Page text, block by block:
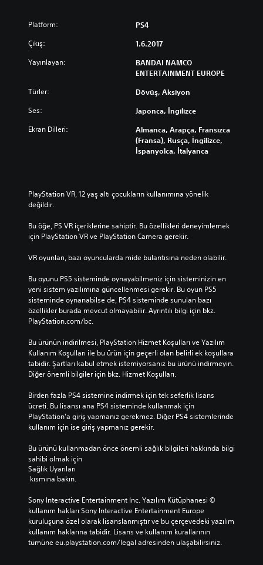
Platform: PS4
Çıkış: 1.6.2017
Yayınlayan:
BANDAI NAMCO
ENTERTAINMENT EUROPE
Türler: Dövüş, Aksiyon
Ses: Japonca, İngilizce
Ekran Dilleri:
Almanca, Arapça, Fransızca
(Fransa), Rusça, İngilizce,
İspanyolca, İtalyanca
PlayStation VR, 12 yaş altı çocukların kullanımına yönelik
değildir.
Bu öğe, PS VR içeriklerine sahiptir. Bu özellikleri deneyimlemek
için PlayStation VR ve PlayStation Camera gerekir.
VR oyunları, bazı oyuncularda mide bulantısına neden olabilir.
Bu oyunu PS5 sisteminde oynayabilmeniz için sisteminizin en
yeni sistem yazılımına güncellenmesi gerekir. Bu oyun PS5
sisteminde oynanabilse de, PS4 sisteminde sunulan bazı
özellikler burada mevcut olmayabilir. Ayrıntılı bilgi için bkz.
PlayStation.com/bc.
Bu ürünün indirilmesi, PlayStation Hizmet Koşulları ve Yazılım
Kullanım Koşulları ile bu ürün için geçerli olan belirli ek koşullara
tabidir. Şartları kabul etmek istemiyorsanız bu ürünü indirmeyin.
Diğer önemli bilgiler için bkz. Hizmet Koşulları.
Birden fazla PS4 sistemine indirmek için tek seferlik lisans
ücreti. Bu lisansı ana PS4 sisteminde kullanmak için
PlayStation'a giriş yapmanız gerekmez. Diğer PS4 sistemlerinde
kullanım için ise giriş yapmanız gerekir.
Bu ürünü kullanmadan önce önemli sağlık bilgileri hakkında bilgi
sahibi olmak için
Sağlık Uyarıları
kısmına bakın.
Sony Interactive Entertainment Inc. Yazılım Kütüphanesi ©
kullanım hakları Sony Interactive Entertainment Europe
kuruluşuna özel olarak lisanslanmıştır ve bu çerçevedeki yazılım
kullanım haklarına tabidir. Lisans ve kullanım kurallarının
tümüne eu.playstation.com/legal adresinden ulaşabilirsiniz.